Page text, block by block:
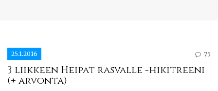
25.1.2016 75
3 liikkeen Heipat rasvalle -hikitreeni
(+ arvonta)